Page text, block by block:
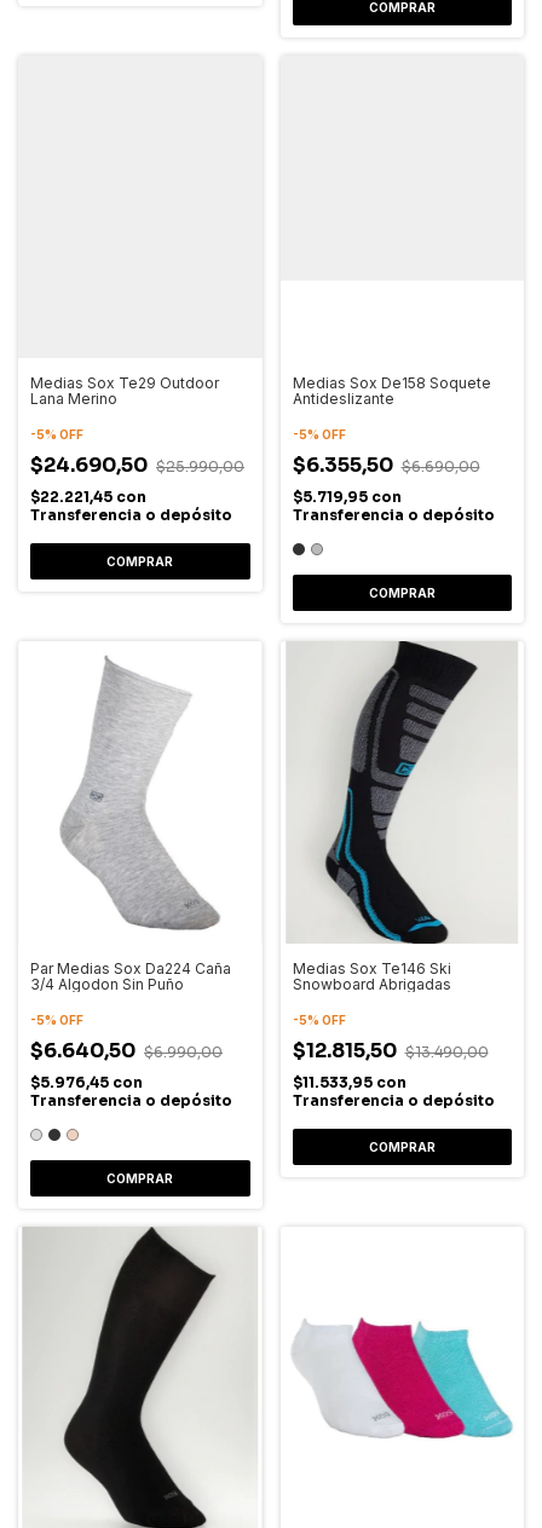
COMPRAR
Medias Sox Te29 Outdoor
Lana Merino
-5% OFF
$24.690,50 $25.990,00
$22.221,45 con
Transferencia o depósito
COMPRAR
Medias Sox De158 Soquete
Antideslizante
-5% OFF
$6.355,50 $6.690,00
$5.719,95 con
Transferencia o depósito
COMPRAR
Par Medias Sox Da224 Caña
3/4 Algodon Sin Puño
-5% OFF
$6.640,50 $6.990,00
$5.976,45 con
Transferencia o depósito
COMPRAR
Medias Sox Te146 Ski
Snowboard Abrigadas
-5% OFF
$12.815,50 $13.490,00
$11.533,95 con
Transferencia o depósito
COMPRAR